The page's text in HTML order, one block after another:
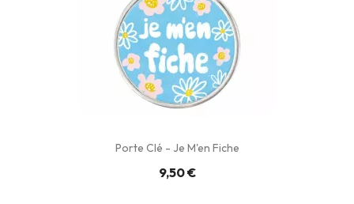
Porte Clé - Je M'en Fiche
9,50 €